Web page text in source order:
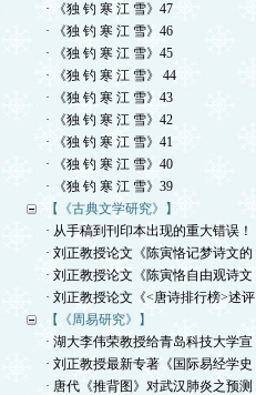
· 《独 钓 寒 江 雪》47
· 《独 钓 寒 江 雪》46
· 《独 钓 寒 江 雪》45
· 《独 钓 寒 江 雪》 44
· 《独 钓 寒 江 雪》43
· 《独 钓 寒 江 雪》42
· 《独 钓 寒 江 雪》41
· 《独 钓 寒 江 雪》40
· 《独 钓 寒 江 雪》39
【《古典文学研究》】
· 从手稿到刊印本出现的重大错误！
· 刘正教授论文《陈寅恪记梦诗文的
· 刘正教授论文《陈寅恪自由观诗文
· 刘正教授论文《<唐诗排行榜>述评
【《周易研究》】
· 湖大李伟荣教授给青岛科技大学宣
· 刘正教授最新专著《国际易经学史
· 唐代《推背图》对武汉肺炎之预测